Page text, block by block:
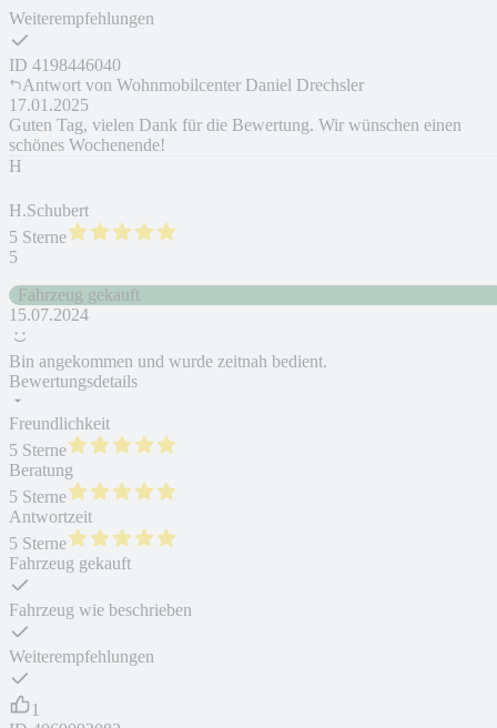
Weiterempfehlungen
ID 4198446040
Antwort von Wohnmobilcenter Daniel Drechsler
17.01.2025
Guten Tag, vielen Dank für die Bewertung. Wir wünschen einen
schönes Wochenende!
H
H.Schubert
5 Sterne
5
Fahrzeug gekauft
15.07.2024
Bin angekommen und wurde zeitnah bedient.
Bewertungsdetails
Freundlichkeit
5 Sterne
Beratung
5 Sterne
Antwortzeit
5 Sterne
Fahrzeug gekauft
Fahrzeug wie beschrieben
Weiterempfehlungen
1